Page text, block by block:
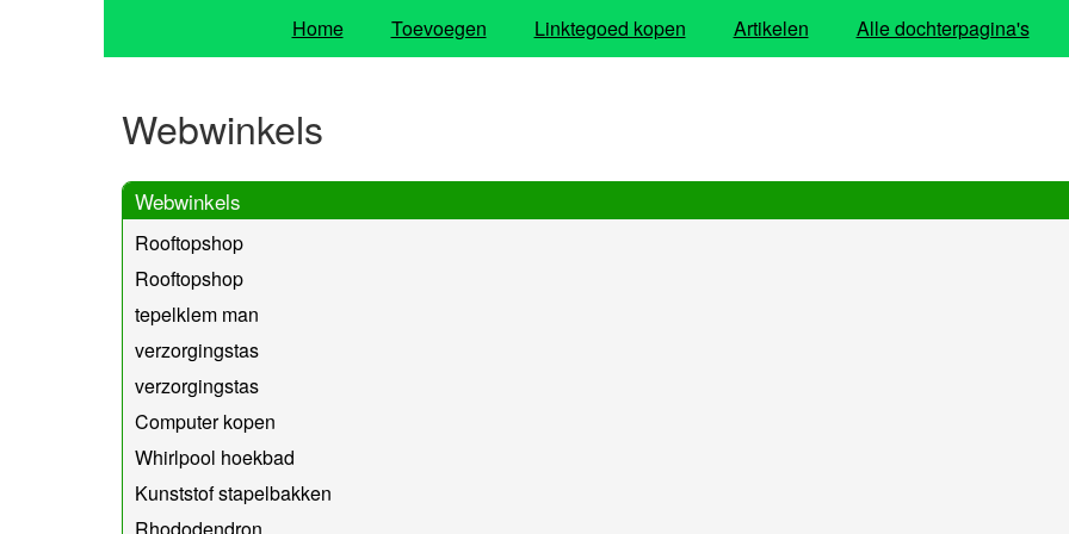
Home Toevoegen Linktegoed kopen Artikelen Alle dochterpagina's
Webwinkels
Webwinkels
Rooftopshop
Rooftopshop
tepelklem man
verzorgingstas
verzorgingstas
Computer kopen
Whirlpool hoekbad
Kunststof stapelbakken
Rhododendron